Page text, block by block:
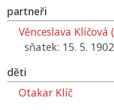
partneři
Věnceslava Klíčová
sňatek: 15. 5.
děti
Otakar Klíč